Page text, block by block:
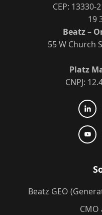
CEP:
19
Beatz –
55 W Church
Platz
CNPJ:
Beatz GEO
CMO